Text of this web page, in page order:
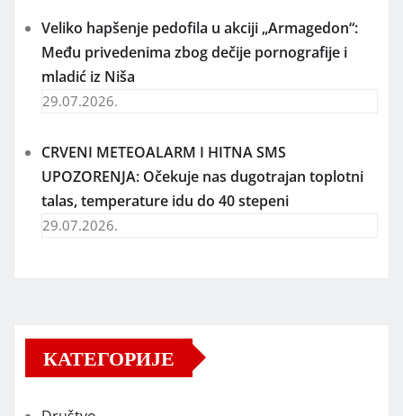
Veliko hapšenje pedofila u akciji „Armagedon“:
Među privedenima zbog dečije pornografije i
mladić iz Niša
29.07.2026.
CRVENI METEOALARM I HITNA SMS
UPOZORENJA: Očekuje nas dugotrajan toplotni
talas, temperature idu do 40 stepeni
29.07.2026.
КАТЕГОРИЈЕ